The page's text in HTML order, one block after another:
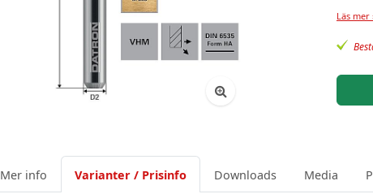
Läs mer
Mer info Varianter / Prisinfo Downloads Media